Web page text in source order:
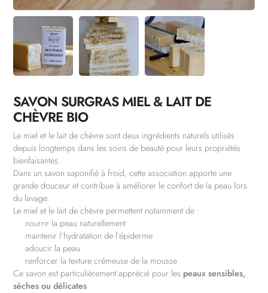
SAVON SURGRAS MIEL & LAIT DE
CHÈVRE BIO
Le miel et le lait de chèvre sont deux ingrédients naturels utilisés
depuis longtemps dans les soins de beauté pour leurs propriétés
bienfaisantes.
Dans un savon saponifié à froid, cette association apporte une
grande douceur et contribue à améliorer le confort de la peau lors
du lavage.
Le miel et le lait de chèvre permettent notamment de :
nourrir la peau naturellement
maintenir l’hydratation de l’épiderme
adoucir la peau
renforcer la texture crémeuse de la mousse
Ce savon est particulièrement apprécié pour les peaux sensibles,
sèches ou délicates